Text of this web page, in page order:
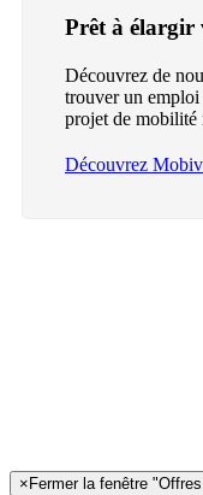
Prêt à élargir
Découvrez de
trouver un emploi
projet de mobilité
Découvrez
× Fermer la fenêtre